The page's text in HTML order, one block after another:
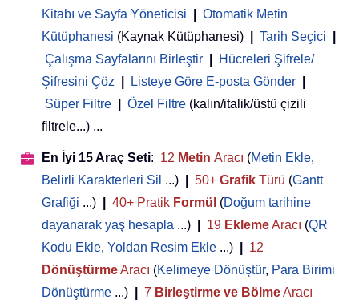
Kitabı ve Sayfa Yöneticisi
Otomatik Metin
Kütüphanesi (Kaynak Kütüphanesi) Tarih Seçici
Çalışma Sayfalarını Birleştir
Hücreleri Şifrele/
Şifresini Çöz
Listeye Göre E-posta Gönder
Süper Filtre
Özel Filtre (kalın/italik/üstü çizili
filtrele...) ...
En İyi 15 Araç Seti: 12 Metin Aracı (Metin Ekle,
Belirli Karakterleri Sil ...) 50+ Grafik Türü (Gantt
Grafiği ...) 40+ Pratik Formül (Doğum tarihine
dayanarak yaş hesapla ...) 19 EklemeAracı (QR
Kodu Ekle, Yoldan Resim Ekle ...)
12
DönüştürmeAracı (Kelimeye Dönüştür, Para Birimi
Dönüştürme ...) 7 Birleştirme ve BölmeAracı